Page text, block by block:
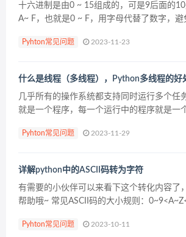
十六进制是由0 ~ 15组成的，可是9后面的
A~ F，也就是0 ~ F，用字母代替了数字，避
数值转成16进制。 相...
Pyhton常见问题 2023-11-23
什么是线程（多线程），Python多线程的好
几乎所有的操作系统都支持同时运行多个任
就是一个程序，每一个运行中的程序就是一
就是一个线程。 线程和进程 几乎所有的操
Pyhton常见问题 2023-11-29
详解python中的ASCII码转为字符
有需要的小伙伴可以来看下这个转化内容了
帮助哦~ 常见ASCII码的大小规则：
递增...
Pyhton常见问题 2023-10-11